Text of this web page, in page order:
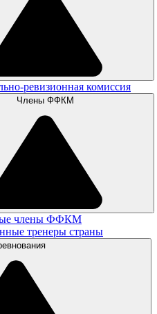
ревизионная комиссия
Члены ФФКМ
члены ФФКМ
тренеры страны